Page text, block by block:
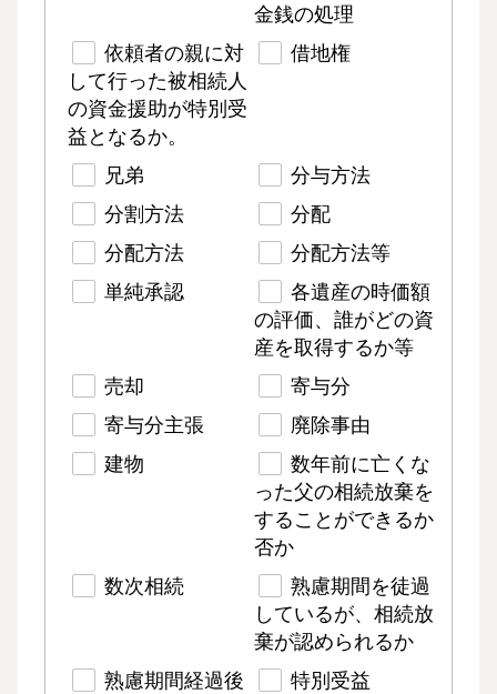
金銭の処理
依頼者の親に対
して行った被相続人
の資金援助が特別受
益となるか。
借地権
兄弟
分与方法
分割方法
分配
分配方法
分配方法等
単純承認
各遺産の時価額
の評価、誰がどの資
産を取得するか等
売却
寄与分
寄与分主張
廃除事由
建物
数年前に亡くな
った父の相続放棄を
することができるか
否か
数次相続
熟慮期間を徒過
しているが、相続放
棄が認められるか
熟慮期間経過後
特別受益